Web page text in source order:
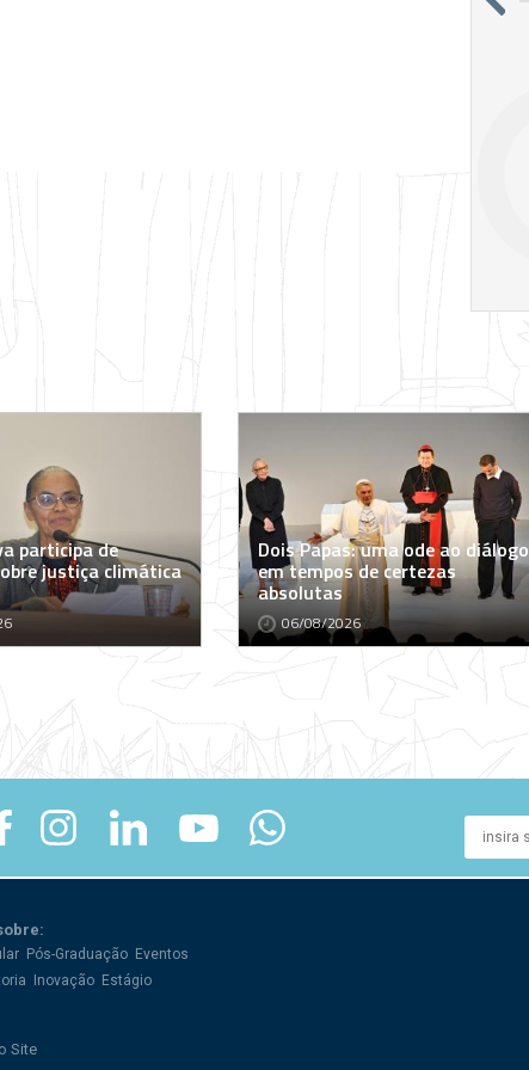
participa de
justiça climática
Dois Papas: uma ode ao diálogo
em tempos de certezas
absolutas
06/08/2026
Pós-Graduação Eventos
Inovação Estágio
Site